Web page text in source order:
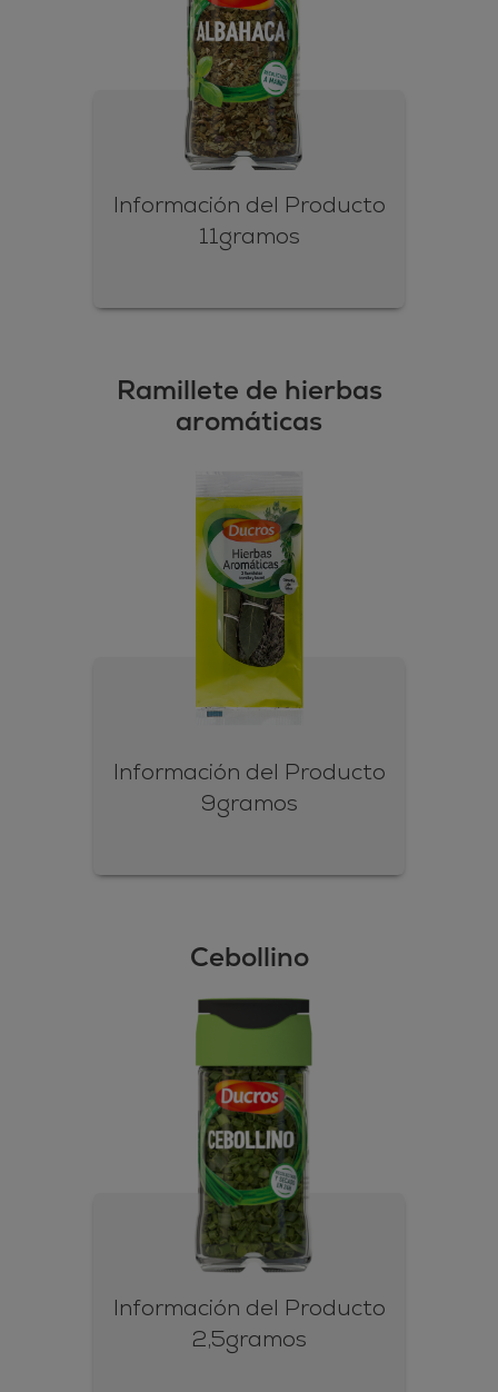
Información del Producto
11gramos
Ramillete de hierbas
aromáticas
Información del Producto
9gramos
Cebollino
Información del Producto
2,5gramos